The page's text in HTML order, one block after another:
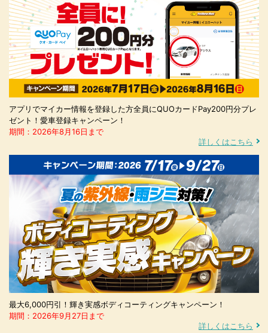
アプリでマイカー情報を登録した方全員にQUOカードPay200円分プレ
ゼント！愛車登録キャンペーン！
期間：2026年8月16日まで
詳しくはこちら
最大6,000円引！輝き実感ボディコーティングキャンペーン！
期間：2026年9月27日まで
詳しくはこちら